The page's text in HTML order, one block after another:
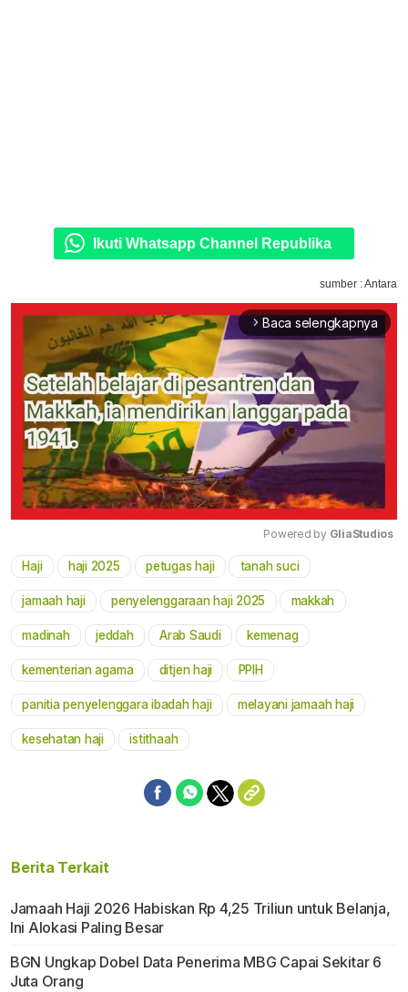
Ikuti Whatsapp Channel Republika
sumber : Antara
arrow_forward_ios Baca selengkapnya
Powered by GliaStudios
Haji haji 2025 petugas haji tanah suci
jamaah haji penyelenggaraan haji 2025 makkah
madinah jeddah Arab Saudi kemenag
kementerian agama ditjen haji PPIH
panitia penyelenggara ibadah haji melayani jamaah haji
kesehatan haji istithaah
Berita Terkait
Jamaah Haji 2026 Habiskan Rp 4,25 Triliun untuk Belanja,
Ini Alokasi Paling Besar
BGN Ungkap Dobel Data Penerima MBG Capai Sekitar 6
Juta Orang